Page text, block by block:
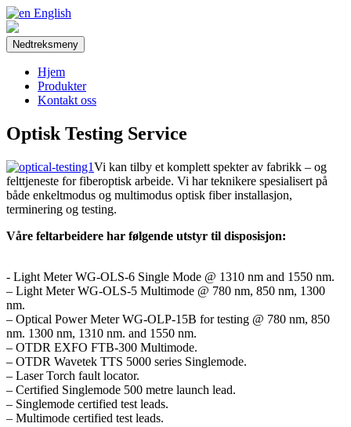
English
Nedtreksmeny
Hjem
Produkter
Kontakt oss
Optisk Testing Service
Vi kan tilby et komplett spekter av fabrikk – og
felttjeneste for fiberoptisk arbeide. Vi har teknikere spesialisert på
både enkeltmodus og multimodus optisk fiber installasjon,
terminering og testing.
Våre feltarbeidere har følgende utstyr til disposisjon:
- Light Meter WG-OLS-6 Single Mode @ 1310 nm and 1550 nm.
– Light Meter WG-OLS-5 Multimode @ 780 nm, 850 nm, 1300
nm.
– Optical Power Meter WG-OLP-15B for testing @ 780 nm, 850
nm. 1300 nm, 1310 nm. and 1550 nm.
– OTDR EXFO FTB-300 Multimode.
– OTDR Wavetek TTS 5000 series Singlemode.
– Laser Torch fault locator.
– Certified Singlemode 500 metre launch lead.
– Singlemode certified test leads.
– Multimode certified test leads.